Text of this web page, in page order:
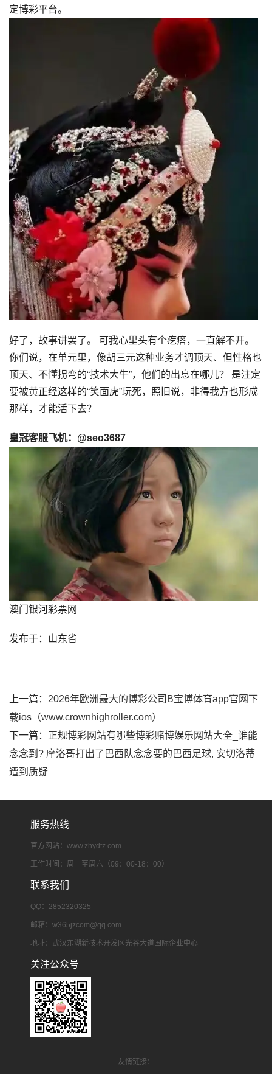
定博彩平台。
好了，故事讲罢了。 可我心里头有个疙瘩，一直解不开。
你们说，在单元里，像胡三元这种业务才调顶天、但性格也
顶天、不懂拐弯的“技术大牛”，他们的出息在哪儿？ 是注定
要被黄正经这样的“笑面虎”玩死，照旧说，非得我方也形成
那样，才能活下去？
皇冠客服飞机：@seo3687
澳门银河彩票网
发布于：山东省
上一篇： 2026年欧洲最大的博彩公司B宝博体育app官网下
载ios（www.crownhighroller.com）
下一篇： 正规博彩网站有哪些博彩赌博娱乐网站大全_谁能
念念到? 摩洛哥打出了巴西队念念要的巴西足球, 安切洛蒂
遭到质疑
服务热线
官方网站：www.zhydtz.com
工作时间：周一至周六（09：00-18：00）
联系我们
QQ：2852320325
邮箱： w365jzcom@qq.com
地址：武汉东湖新技术开发区光谷大道国际企业中心
关注公众号
友情链接：